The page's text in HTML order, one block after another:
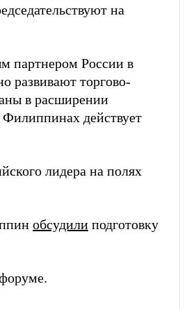
на
партнером России в
развивают торгово-
в расширении
действует
лидера на полях
обсудили подготовку